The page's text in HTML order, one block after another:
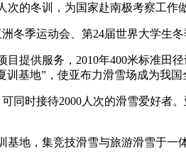
的冬训，为国家赴南极考察工作
冬季运动会、第24届世界大学生
提供服务，2010年400米标准田
基地”，使亚布力滑雪场成为我国
同时接待2000人次的滑雪爱好者
地，集竞技滑雪与旅游滑雪于一